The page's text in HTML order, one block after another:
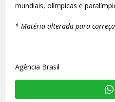
mundiais, olímpicas e
* Matéria alterada para
Agência Brasil